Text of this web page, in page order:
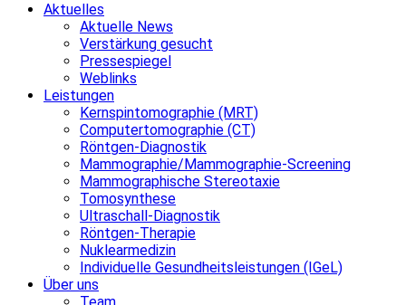
Aktuelles
Aktuelle News
Verstärkung gesucht
Pressespiegel
Weblinks
Leistungen
Kernspintomographie (MRT)
Computertomographie (CT)
Röntgen-Diagnostik
Mammographie/Mammographie-Screening
Mammographische Stereotaxie
Tomosynthese
Ultraschall-Diagnostik
Röntgen-Therapie
Nuklearmedizin
Individuelle Gesundheitsleistungen (IGeL)
Über uns